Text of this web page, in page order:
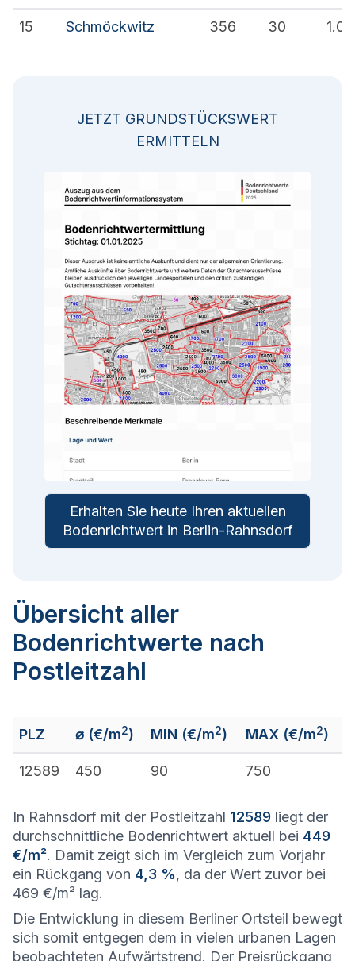
15 Schmöckwitz 356 30
JETZT GRUNDSTÜCKSWERT
ERMITTELN
Erhalten Sie heute Ihren aktuellen
Bodenrichtwert in Berlin-Rahnsdorf
Übersicht aller
Bodenrichtwerte nach
Postleitzahl
PLZ ⌀ (€/m2) MIN (€/m2) MAX (€/m2)
12589 450 90 750
In Rahnsdorf mit der Postleitzahl 12589 liegt der
durchschnittliche Bodenrichtwert aktuell bei 449
€/m². Damit zeigt sich im Vergleich zum Vorjahr
ein Rückgang von 4,3 %, da der Wert zuvor bei
469 €/m² lag.
Die Entwicklung in diesem Berliner Ortsteil bewegt
sich somit entgegen dem in vielen urbanen Lagen
beobachteten Aufwärtstrend. Der Preisrückgang